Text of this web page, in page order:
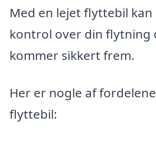
Med en lejet flyttebil kan
kontrol over din flytning
kommer sikkert frem.
Her er nogle af
flyttebil: